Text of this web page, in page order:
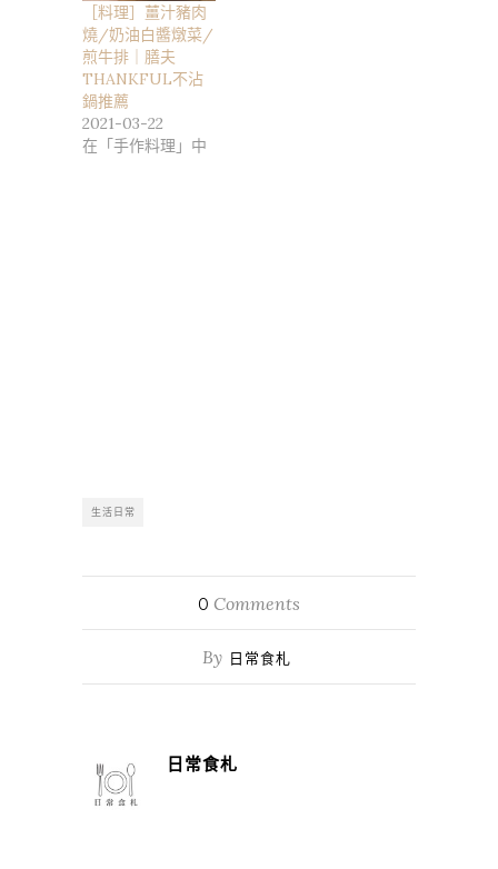
［料理］薑汁豬肉
燒/奶油白醬燉菜/
煎牛排｜膳夫
THANKFUL不沾
鍋推薦
2021-03-22
在「手作料理」中
生活日常
0 Comments
By 日常食札
日常食札